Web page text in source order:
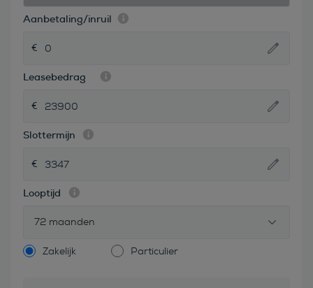
Aanbetaling/inruil
Leasebedrag
Slottermijn
Looptijd
72 maanden
Zakelijk Particulier